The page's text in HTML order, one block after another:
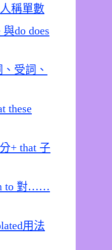
稱單數
與do does
受詞、
these
+ that 子
to 對……
用法